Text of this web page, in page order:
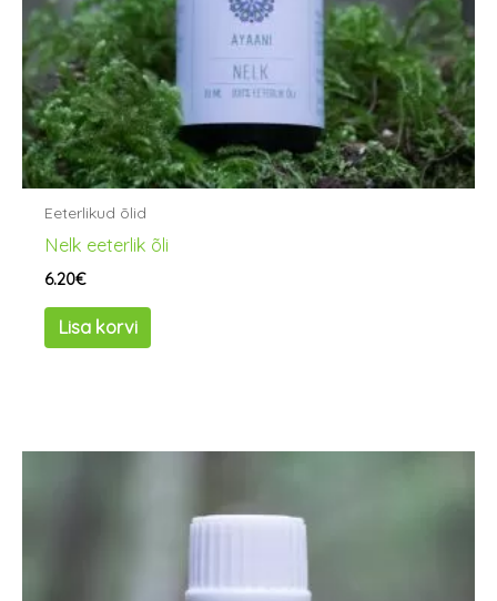
Eeterlikud õlid
Nelk eeterlik õli
6.20€
Lisa korvi